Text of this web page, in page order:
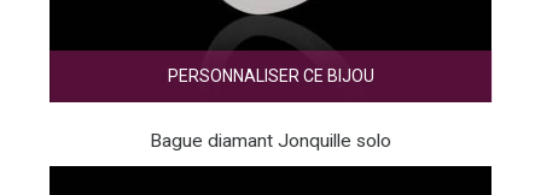
PERSONNALISER CE BIJOU
Bague diamant Jonquille solo